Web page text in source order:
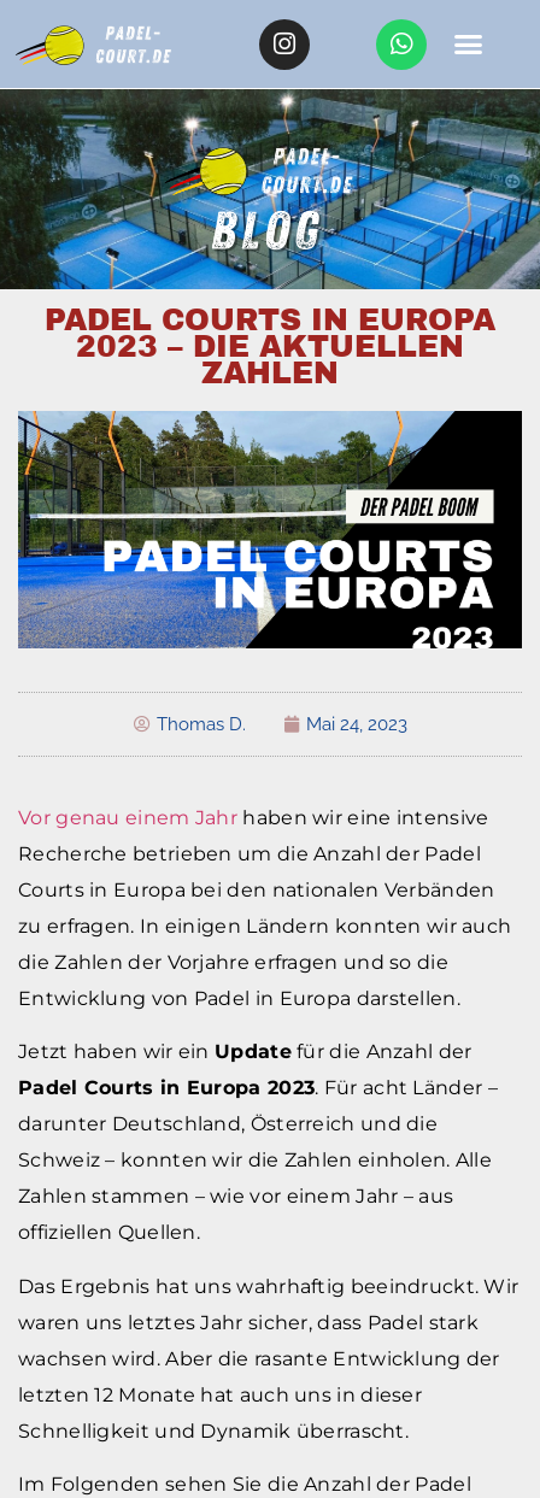
PADEL COURTS IN EUROPA
2023 – DIE AKTUELLEN
ZAHLEN
Thomas D. Mai 24, 2023
Vor genau einem Jahr haben wir eine intensive
Recherche betrieben um die Anzahl der Padel
Courts in Europa bei den nationalen Verbänden
zu erfragen. In einigen Ländern konnten wir auch
die Zahlen der Vorjahre erfragen und so die
Entwicklung von Padel in Europa darstellen.
Jetzt haben wir ein Updatefür die Anzahl der
Padel Courts in Europa 2023. Für acht Länder –
darunter Deutschland, Österreich und die
Schweiz – konnten wir die Zahlen einholen. Alle
Zahlen stammen – wie vor einem Jahr – aus
offiziellen Quellen.
Das Ergebnis hat uns wahrhaftig beeindruckt. Wir
waren uns letztes Jahr sicher, dass Padel stark
wachsen wird. Aber die rasante Entwicklung der
letzten 12 Monate hat auch uns in dieser
Schnelligkeit und Dynamik überrascht.
Im Folgenden sehen Sie die Anzahl der Padel